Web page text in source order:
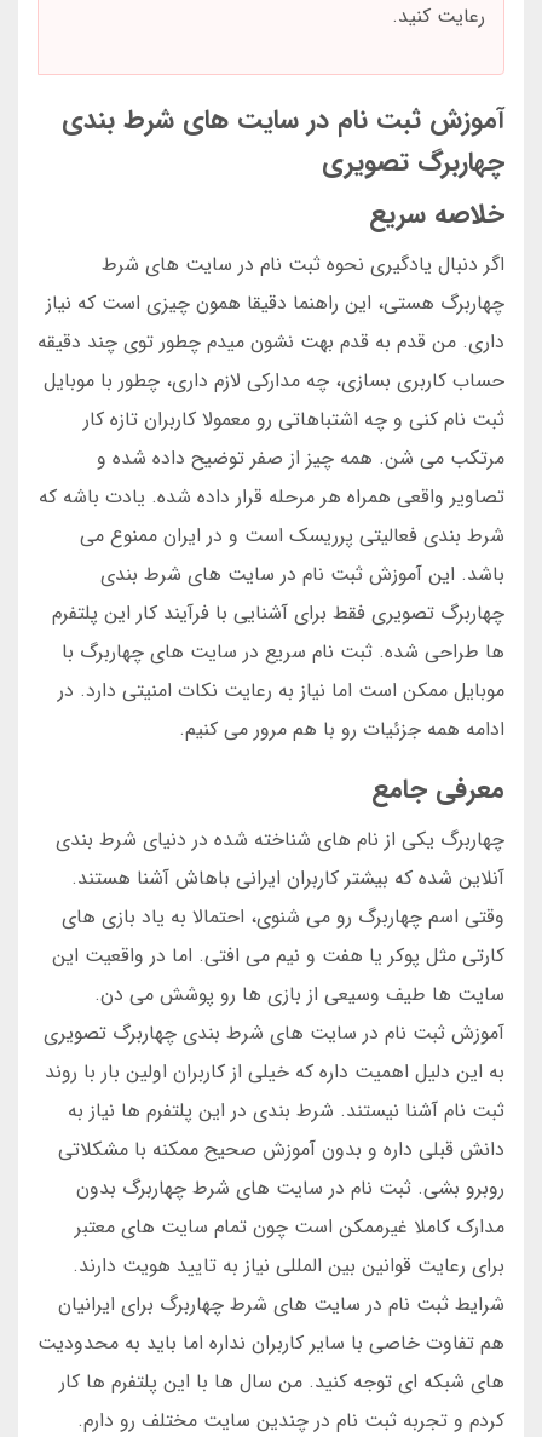
رعایت کنید.
آموزش ثبت نام در سایت های شرط بندی
چهاربرگ تصویری
خلاصه سریع
اگر دنبال یادگیری نحوه ثبت نام در سایت های شرط
چهاربرگ هستی، این راهنما دقیقا همون چیزی است که نیاز
داری. من قدم به قدم بهت نشون میدم چطور توی چند دقیقه
حساب کاربری بسازی، چه مدارکی لازم داری، چطور با موبایل
ثبت نام کنی و چه اشتباهاتی رو معمولا کاربران تازه کار
مرتکب می شن. همه چیز از صفر توضیح داده شده و
تصاویر واقعی همراه هر مرحله قرار داده شده. یادت باشه که
شرط بندی فعالیتی پرریسک است و در ایران ممنوع می
باشد. این آموزش ثبت نام در سایت های شرط بندی
چهاربرگ تصویری فقط برای آشنایی با فرآیند کار این پلتفرم
ها طراحی شده. ثبت نام سریع در سایت های چهاربرگ با
موبایل ممکن است اما نیاز به رعایت نکات امنیتی دارد. در
ادامه همه جزئیات رو با هم مرور می کنیم.
معرفی جامع
چهاربرگ یکی از نام های شناخته شده در دنیای شرط بندی
آنلاین شده که بیشتر کاربران ایرانی باهاش آشنا هستند.
وقتی اسم چهاربرگ رو می شنوی، احتمالا به یاد بازی های
کارتی مثل پوکر یا هفت و نیم می افتی. اما در واقعیت این
سایت ها طیف وسیعی از بازی ها رو پوشش می دن.
آموزش ثبت نام در سایت های شرط بندی چهاربرگ تصویری
به این دلیل اهمیت داره که خیلی از کاربران اولین بار با روند
ثبت نام آشنا نیستند. شرط بندی در این پلتفرم ها نیاز به
دانش قبلی داره و بدون آموزش صحیح ممکنه با مشکلاتی
روبرو بشی. ثبت نام در سایت های شرط چهاربرگ بدون
مدارک کاملا غیرممکن است چون تمام سایت های معتبر
برای رعایت قوانین بین المللی نیاز به تایید هویت دارند.
شرایط ثبت نام در سایت های شرط چهاربرگ برای ایرانیان
هم تفاوت خاصی با سایر کاربران نداره اما باید به محدودیت
های شبکه ای توجه کنید. من سال ها با این پلتفرم ها کار
کردم و تجربه ثبت نام در چندین سایت مختلف رو دارم.